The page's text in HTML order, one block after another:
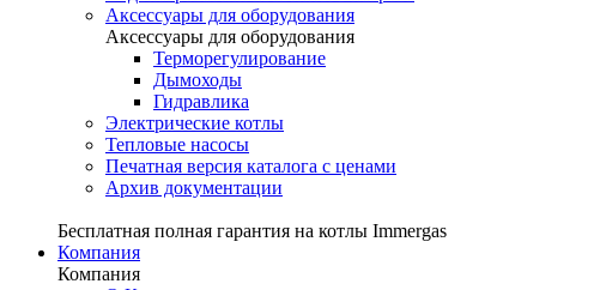
Аксессуары для оборудования
Аксессуары для оборудования
Терморегулирование
Дымоходы
Гидравлика
Электрические котлы
Тепловые насосы
Печатная версия каталога с ценами
Архив документации
Бесплатная полная гарантия на котлы Immergas
Компания
Компания